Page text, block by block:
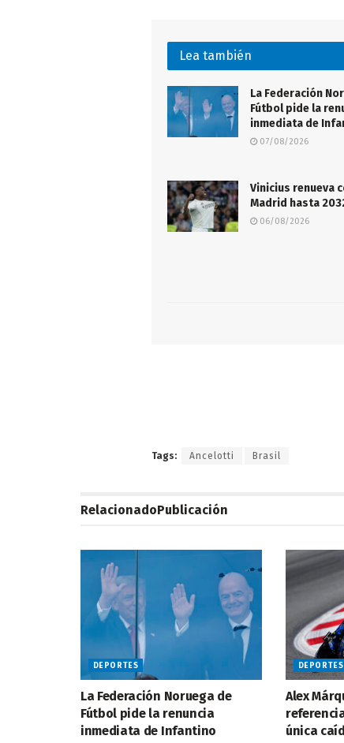
Lea también
La Federación
Fútbol pide la
inmediata de
07/08/2026
Vinicius renueva
Madrid hasta
06/08/2026
Tags: Ancelotti Brasil
RelacionadoPublicación
DEPORTES
La Federación Noruega de
Fútbol pide la renuncia
inmediata de Infantino
DEPORTES
Alex
única